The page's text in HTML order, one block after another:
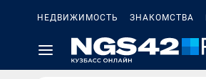
НЕДВИЖИМОСТЬ ЗНАКОМСТВА